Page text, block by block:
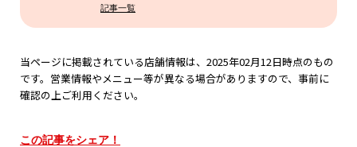
記事一覧
当ページに掲載されている店舗情報は、2025年02月12日時点のもの
です。営業情報やメニュー等が異なる場合がありますので、事前に
確認の上ご利用ください。
この記事をシェア！